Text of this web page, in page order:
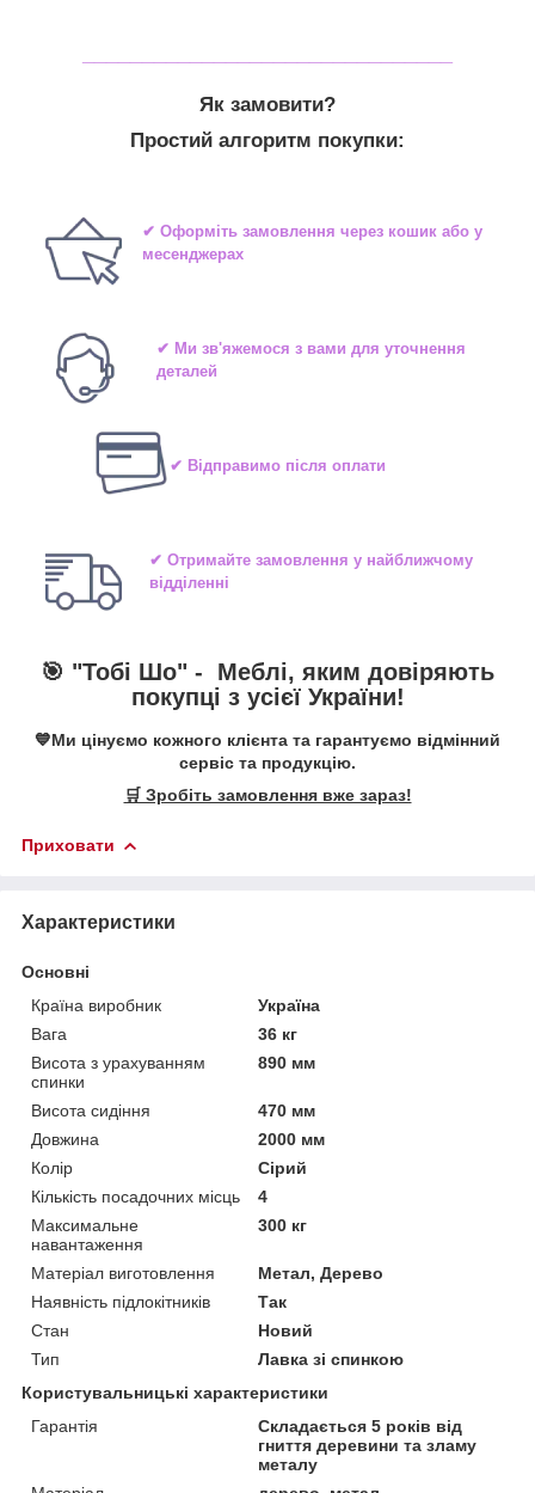
Як замовити?
Простий алгоритм покупки:
✔ Оформіть замовлення через кошик або у
месенджерах
✔ Ми зв'яжемося з вами для уточнення
деталей
✔ Відправимо після оплати
✔ Отримайте замовлення у найближчому
відділенні
🎯 "Тобі Шо" - Меблі, яким довіряють
покупці з усієї України!
💙Ми цінуємо кожного клієнта та гарантуємо відмінний
сервіс та продукцію.
🛒 Зробіть замовлення вже зараз!
Приховати
Характеристики
Основні
Країна виробник
Україна
Вага
36 кг
Висота з урахуванням
спинки
890 мм
Висота сидіння
470 мм
Довжина
2000 мм
Колір
Сірий
Кількість посадочних місць
4
Максимальне
навантаження
300 кг
Матеріал виготовлення
Метал, Дерево
Наявність підлокітників
Так
Стан
Новий
Тип
Лавка зі спинкою
Користувальницькі характеристики
Гарантія
Складається 5 років від
гниття деревини та зламу
металу